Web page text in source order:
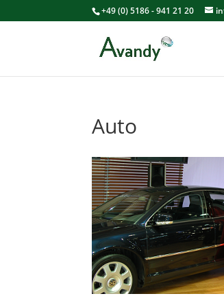
+49 (0) 5186 - 941 21 20
Auto